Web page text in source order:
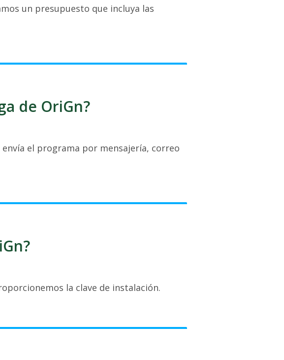
un presupuesto que incluya las
de OriGn?
el programa por mensajería, correo
la clave de instalación.